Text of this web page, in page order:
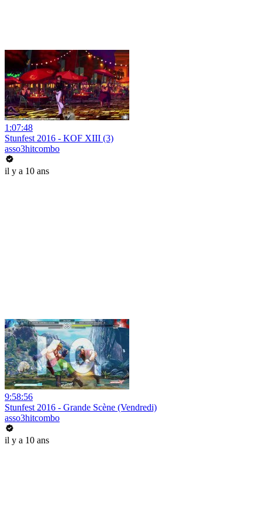
1:07:48
Stunfest 2016 - KOF XIII (3)
asso3hitcombo
il y a 10 ans
9:58:56
Stunfest 2016 - Grande Scène (Vendredi)
asso3hitcombo
il y a 10 ans